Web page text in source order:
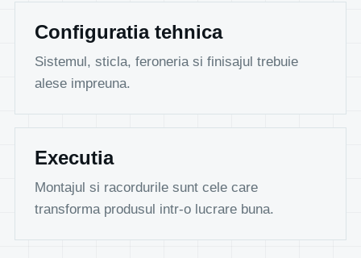
Configuratia tehnica
Sistemul, sticla, feroneria si finisajul trebuie
alese impreuna.
Executia
Montajul si racordurile sunt cele care
transforma produsul intr-o lucrare buna.